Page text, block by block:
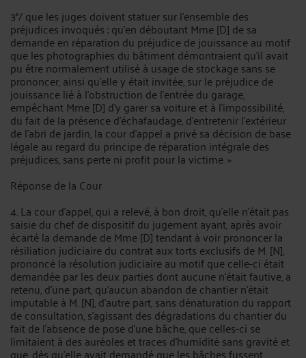
3°/ que les juges doivent statuer sur l'ensemble des
préjudices invoqués ; qu'en déboutant Mme [D] de sa
demande en réparation du préjudice de jouissance au motif
que les photographies du bâtiment démontraient qu'il avait
pu être normalement utilisé à usage de stockage sans se
prononcer, ainsi qu'elle y était invitée, sur le préjudice de
jouissance lié à l'obstruction de l'entrée du garage,
empêchant Mme [D] d'y garer sa voiture et à l'impossibilité,
du fait de la présence d'échafaudage, d'entretenir l'extérieur
de l'abri de jardin, la cour d'appel a privé sa décision de base
légale au regard du principe de réparation intégrale des
préjudices, sans perte ni profit pour la victime. »
Réponse de la Cour
4. La cour d'appel, qui a relevé, à bon droit, qu'elle n'était pas
saisie du chef de dispositif du jugement ayant, après avoir
écarté la demande de Mme [D] tendant à voir prononcer la
résiliation judiciaire du contrat aux torts exclusifs de M. [N],
prononcé la résolution judiciaire au motif que celle-ci était
demandée par les deux parties dont aucune n'était fautive, a
retenu, d'une part, qu'aucun abandon de chantier n'était
imputable à M. [N], d'autre part, sans dénaturation du rapport
de consultation, s'agissant des dégradations du chantier du
fait de l'absence de pose d'une bâche, que celles-ci se
limitaient à des auréoles et traces d'humidité sans gravité et
que, dès qu'elle avait demandé que les bâches fussent